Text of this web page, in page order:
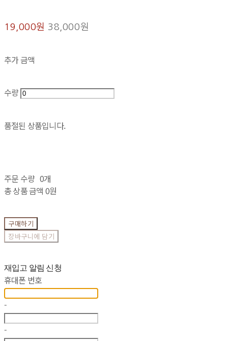
19,000원 38,000원
추가 금액
수량
품절된 상품입니다.
주문 수량 0개
총 상품 금액 0원
구매하기
장바구니에 담기
재입고 알림 신청
휴대폰 번호
-
-